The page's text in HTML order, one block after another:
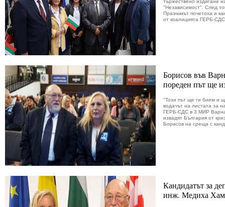
тържествено издигане
"Независимост". След
Празникът почетоха и
от коалицията ГЕРБ-
Борисов във
пореден път ще
"Този път ще ги бием и
водачът на листата за
ГЕРБ-СДС в 3 МИР
извадят България от
Борисов на среща с
Кандидатът за
инж. Медиха